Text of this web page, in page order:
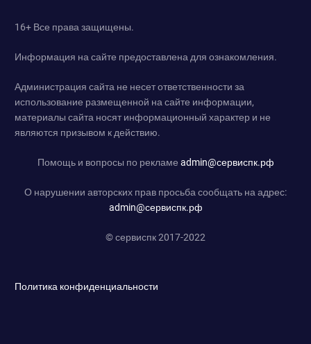
16+ Все права защищены.
Информация на сайте предоставлена для ознакомления.
Администрация сайта не несет ответственности за
использование размещенной на сайте информации,
материалы сайта носят информационный характер и не
являются призывом к действию.
Помощь и вопросы по рекламе admin@сервиспк.рф
О нарушении авторских прав просьба сообщать на адрес:
admin@сервиспк.рф
© сервиспк 2017-2022
Политика конфиденциальности